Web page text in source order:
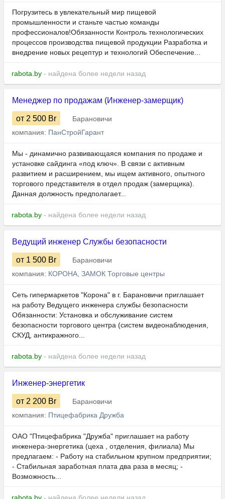
Погрузитесь в увлекательный мир пищевой
промышленности и станьте частью команды
профессионалов!Обязанности Контроль технологических
процессов производства пищевой продукции Разработка и
внедрение новых рецептур и технологий Обеспечение...
rabota.by - найдена более недели назад
Менеджер по продажам (Инженер-замерщик)
от 2 500 Br
Барановичи
компания: ПанСтройГарант
Мы - динамично развивающаяся компания по продаже и
установке сайдинга «под ключ». В связи с активным
развитием и расширением, мы ищем активного, опытного
торгового представителя в отдел продаж (замерщика).
Данная должность предполагает...
rabota.by - найдена более недели назад
Ведущий инженер Службы безопасности
от 1 500 Br
Барановичи
компания: КОРОНА, ЗАМОК Торговые центры
Сеть гипермаркетов "Корона" в г. Барановичи приглашает
на работу Ведущего инженера службы безопасности
Обязанности: Установка и обслуживание систем
безопасности торгового центра (систем видеонаблюдения,
СКУД, антикражного...
rabota.by - найдена более недели назад
Инженер-энергетик
от 2 200 Br
Барановичи
компания: Птицефабрика Дружба
ОАО "Птицефабрика "Дружба" приглашает на работу
инженера-энергетика (цеха , отделения, филиала) Мы
предлагаем: - Работу на стабильном крупном предприятии;
- Стабильная заработная плата два раза в месяц; -
Возможность...